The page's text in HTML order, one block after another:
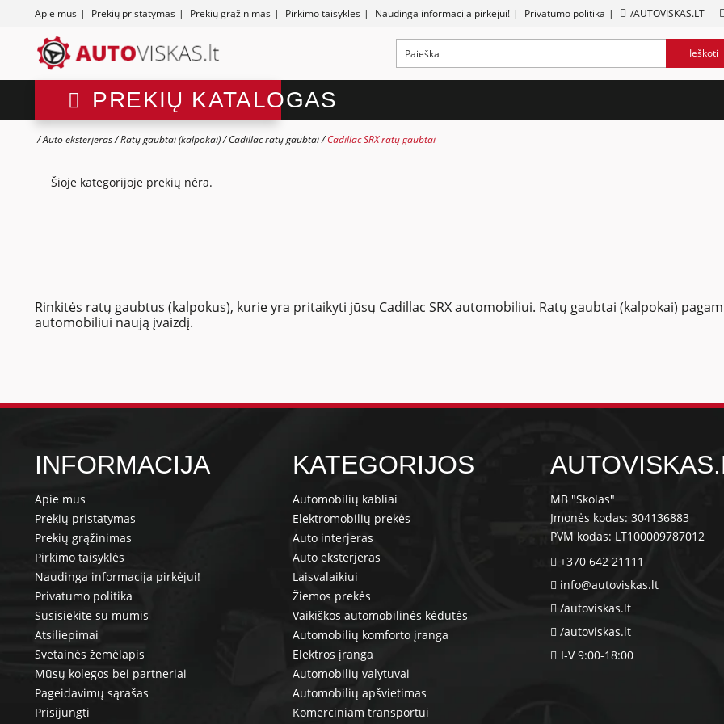
Apie mus | Prekių pristatymas | Prekių grąžinimas | Pirkimo taisyklės | Naudinga informacija pirkėjui! | Privatumo politika | /AUTOVISKAS.LT
Ieškoti
PREKIŲ KATALOGAS
Auto eksterjeras Ratų gaubtai (kalpokai) Cadillac ratų gaubtai Cadillac SRX ratų gaubtai
Šioje kategorijoje prekių nėra.
Rinkitės ratų gaubtus (kalpokus), kurie yra pritaikyti jūsų Cadillac SRX automobiliui. Ratų gaubtai (kalpokai)
automobiliui naują įvaizdį.
INFORMACIJA
Apie mus
Prekių pristatymas
Prekių grąžinimas
Pirkimo taisyklės
Naudinga informacija pirkėjui!
Privatumo politika
Susisiekite su mumis
Atsiliepimai
Svetainės žemėlapis
Mūsų kolegos bei partneriai
Pageidavimų sąrašas
Prisijungti
KATEGORIJOS
Automobilių kabliai
Elektromobilių prekės
Auto interjeras
Auto eksterjeras
Laisvalaikiui
Žiemos prekės
Vaikiškos automobilinės kėdutės
Automobilių komforto įranga
Elektros įranga
Automobilių valytuvai
Automobilių apšvietimas
Komerciniam transportui
MB "Skolas"
Įmonės kodas: 304136883
PVM kodas: LT100009787012
+370 642 21111
info@autoviskas.lt
/autoviskas.lt
/autoviskas.lt
I-V 9:00-18:00